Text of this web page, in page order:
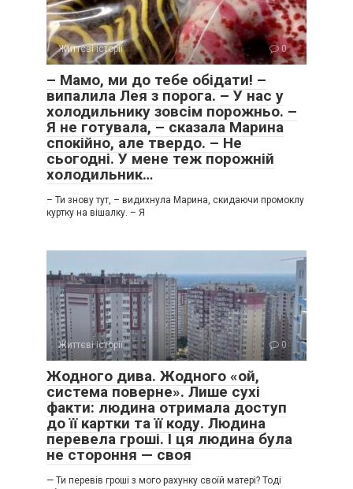
Життєві історії 0
– Мамо, ми до тебе обідати! –
випалила Лея з порога. – У нас у
холодильнику зовсім порожньо. –
Я не готувала, – сказала Марина
спокійно, але твердо. – Не
сьогодні. У мене теж порожній
холодильник…
– Ти знову тут, – видихнула Марина, скидаючи промоклу
куртку на вішалку. – Я
Життєві історії 0
Жодного дива. Жодного «ой,
система поверне». Лише сухі
факти: людина отримала доступ
до її картки та її коду. Людина
перевела гроші. І ця людина була
не стороння — своя
— Ти перевів гроші з мого рахунку своїй матері? Тоді